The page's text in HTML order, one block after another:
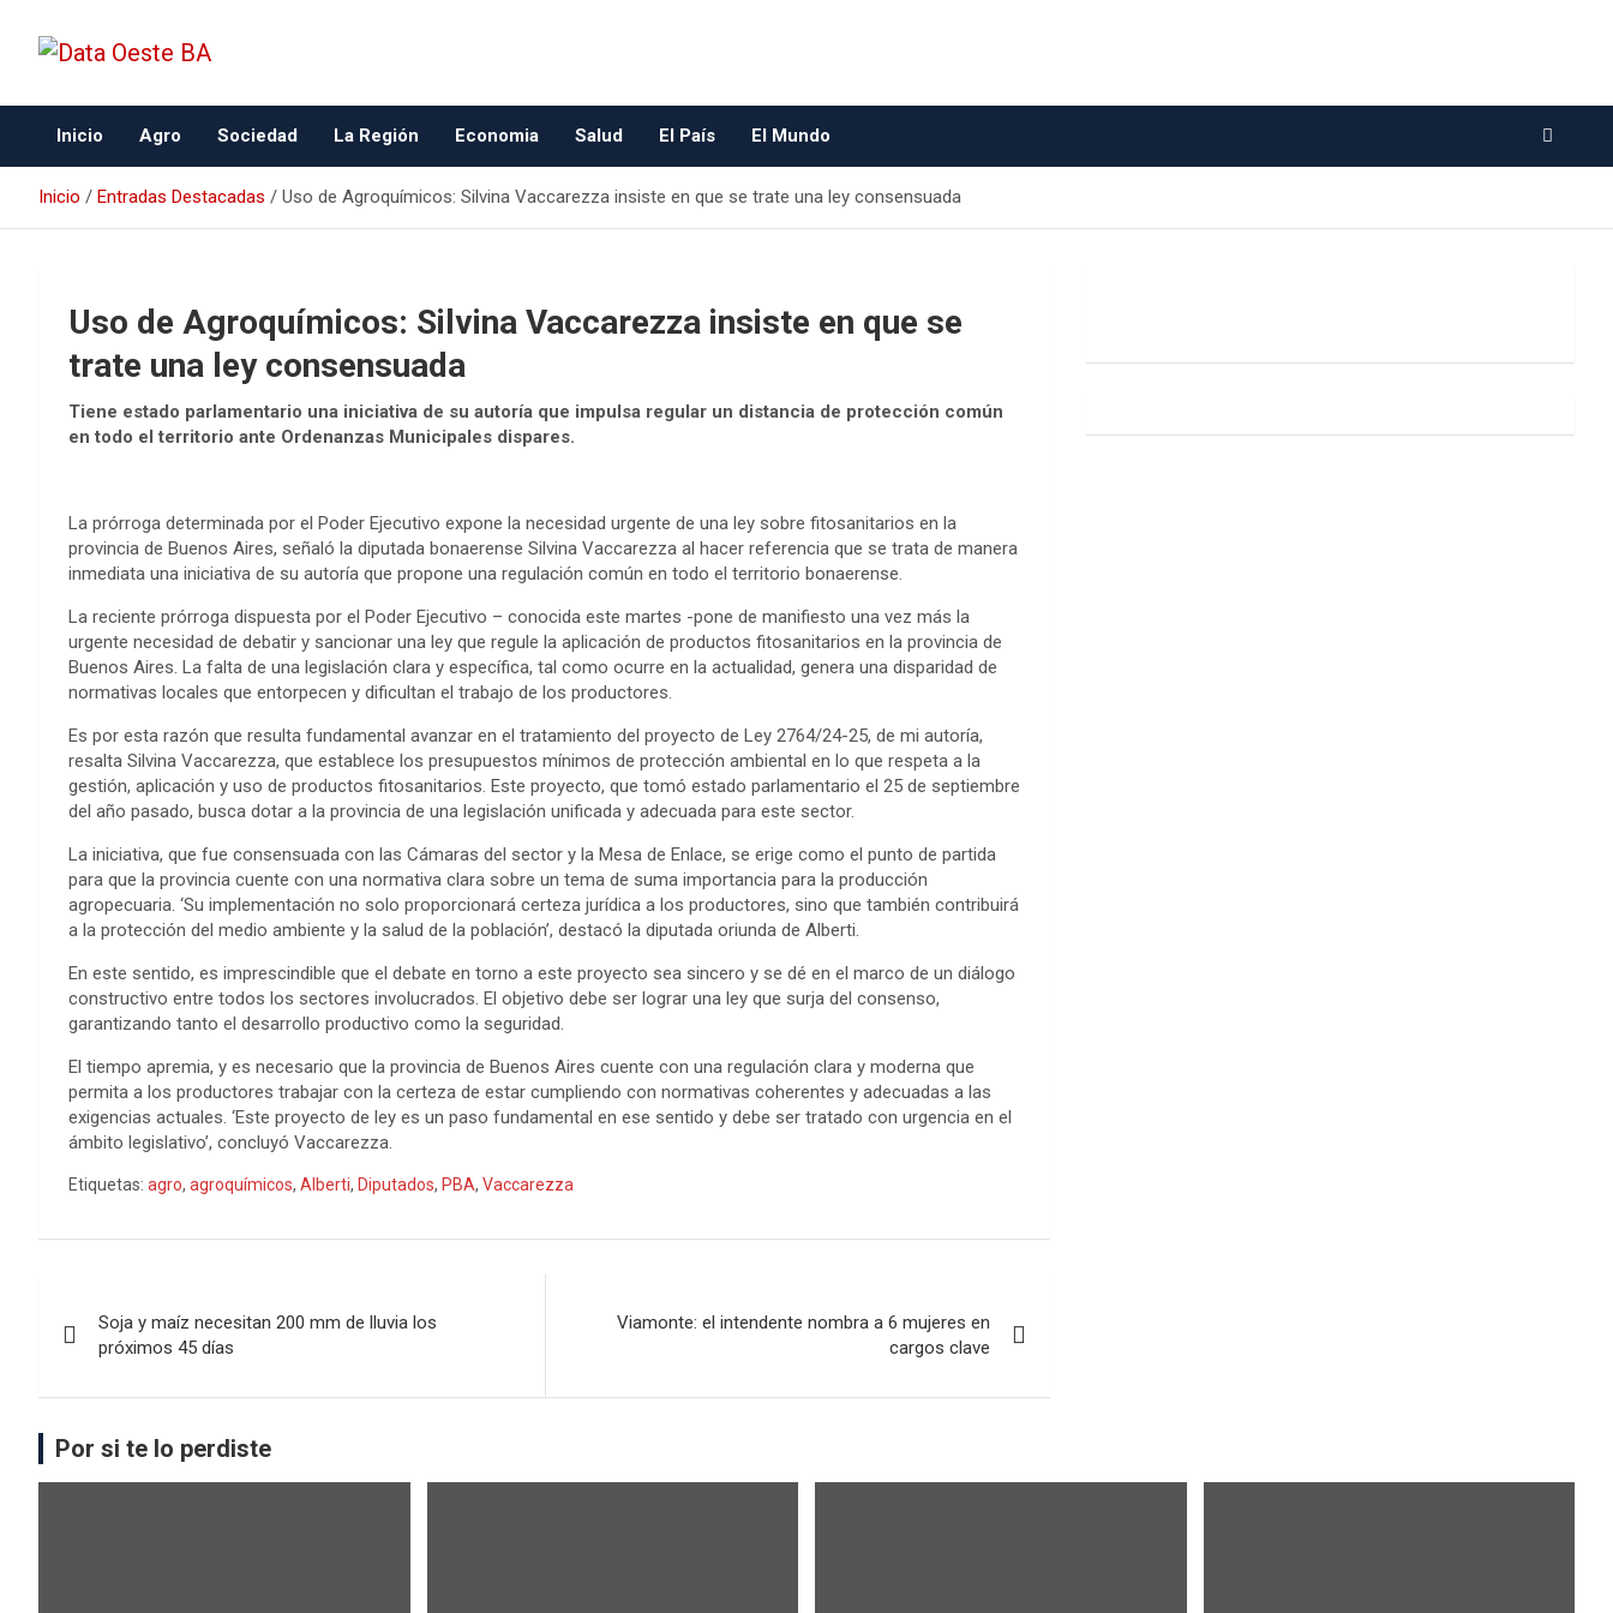
Data Oeste BA
Inicio Agro Sociedad La Región Economia Salud El País El Mundo
Inicio Entradas Destacadas Uso de Agroquímicos: Silvina Vaccarezza insiste en que se trate una ley consensuada
Uso de Agroquímicos: Silvina Vaccarezza insiste en que se
trate una ley consensuada
Tiene estado parlamentario una iniciativa de su autoría que impulsa regular un distancia de protección común
en todo el territorio ante Ordenanzas Municipales dispares.
La prórroga determinada por el Poder Ejecutivo expone la necesidad urgente de una ley sobre fitosanitarios en la
provincia de Buenos Aires, señaló la diputada bonaerense Silvina Vaccarezza al hacer referencia que se trata de manera
inmediata una iniciativa de su autoría que propone una regulación común en todo el territorio bonaerense.
La reciente prórroga dispuesta por el Poder Ejecutivo – conocida este martes -pone de manifiesto una vez más la
urgente necesidad de debatir y sancionar una ley que regule la aplicación de productos fitosanitarios en la provincia de
Buenos Aires. La falta de una legislación clara y específica, tal como ocurre en la actualidad, genera una disparidad de
normativas locales que entorpecen y dificultan el trabajo de los productores.
Es por esta razón que resulta fundamental avanzar en el tratamiento del proyecto de Ley 2764/24-25, de mi autoría,
resalta Silvina Vaccarezza, que establece los presupuestos mínimos de protección ambiental en lo que respeta a la
gestión, aplicación y uso de productos fitosanitarios. Este proyecto, que tomó estado parlamentario el 25 de septiembre
del año pasado, busca dotar a la provincia de una legislación unificada y adecuada para este sector.
La iniciativa, que fue consensuada con las Cámaras del sector y la Mesa de Enlace, se erige como el punto de partida
para que la provincia cuente con una normativa clara sobre un tema de suma importancia para la producción
agropecuaria. ‘Su implementación no solo proporcionará certeza jurídica a los productores, sino que también contribuirá
a la protección del medio ambiente y la salud de la población’, destacó la diputada oriunda de Alberti.
En este sentido, es imprescindible que el debate en torno a este proyecto sea sincero y se dé en el marco de un diálogo
constructivo entre todos los sectores involucrados. El objetivo debe ser lograr una ley que surja del consenso,
garantizando tanto el desarrollo productivo como la seguridad.
El tiempo apremia, y es necesario que la provincia de Buenos Aires cuente con una regulación clara y moderna que
permita a los productores trabajar con la certeza de estar cumpliendo con normativas coherentes y adecuadas a las
exigencias actuales. ‘Este proyecto de ley es un paso fundamental en ese sentido y debe ser tratado con urgencia en el
ámbito legislativo’, concluyó Vaccarezza.
Etiquetas: agro, agroquímicos, Alberti, Diputados, PBA, Vaccarezza
Soja y maíz necesitan 200 mm de lluvia los
próximos 45 días
Viamonte: el intendente nombra a 6 mujeres en
cargos clave
Por si te lo perdiste